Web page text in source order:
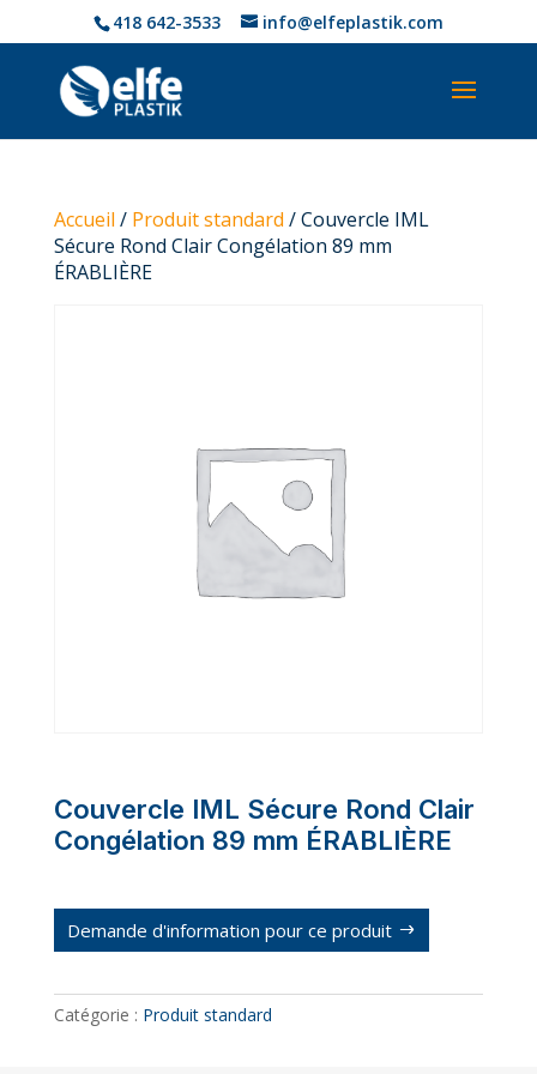
418 642-3533 info@elfeplastik.com
Accueil / Produit standard / Couvercle IML
Sécure Rond Clair Congélation 89 mm
ÉRABLIÈRE
Couvercle IML Sécure Rond Clair
Congélation 89 mm ÉRABLIÈRE
Demande d'information pour ce produit
Catégorie : Produit standard